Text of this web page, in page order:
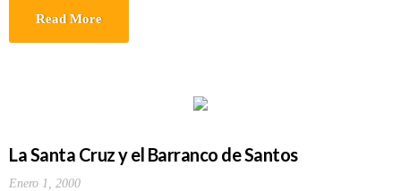
Read More
La Santa Cruz y el Barranco de Santos
Enero 1, 2000